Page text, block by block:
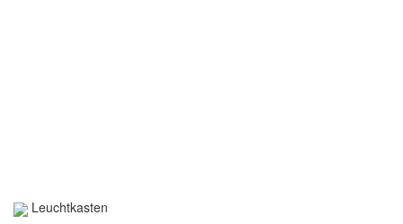
Leuchtkasten